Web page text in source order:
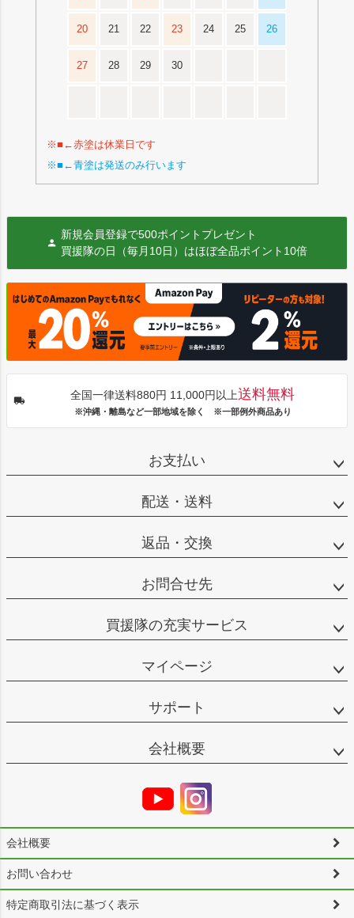
20 21 22 23 24 25 26
27 28 29 30
※■←赤塗は休業日です
※■←青塗は発送のみ行います
新規会員登録で500ポイントプレゼント
買援隊の日（毎月10日）はほぼ全品ポイント10倍
全国一律送料880円 11,000円以上送料無料
※沖縄・離島など一部地域を除く ※一部例外商品あり
お支払い
配送・送料
返品・交換
お問合せ先
買援隊の充実サービス
マイページ
サポート
会社概要
会社概要
お問い合わせ
特定商取引法に基づく表示